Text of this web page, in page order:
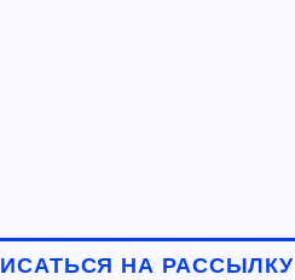
НА РАССЫЛКУ